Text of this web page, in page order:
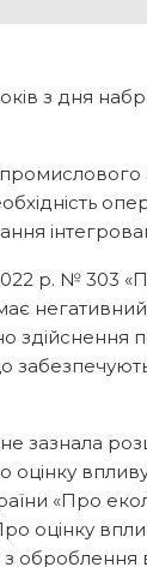
з дня
2022 р. №
не зазнала
оцінку
«Про